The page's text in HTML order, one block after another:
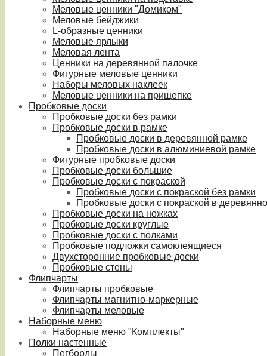
Меловые ценники "Домиком"
Меловые бейджики
L-образные ценники
Меловые ярлыки
Меловая лента
Ценники на деревянной палочке
Фигурные меловые ценники
Наборы меловых наклеек
Меловые ценники на прищепке
Пробковые доски
Пробковые доски без рамки
Пробковые доски в рамке
Пробковые доски в деревянной рамке
Пробковые доски в алюминиевой рамке
Фигурные пробковые доски
Пробковые доски большие
Пробковые доски с покраской
Пробковые доски с покраской без рамки
Пробковые доски с покраской в
Пробковые доски на ножках
Пробковые доски круглые
Пробковые доски с полками
Пробковые подложки самоклеящиеся
Двухсторонние пробковые доски
Пробковые стены
Флипчарты
Флипчарты пробковые
Флипчарты магнитно-маркерные
Флипчарты меловые
Наборные меню
Наборные меню "Комплекты"
Полки настенные
Пегборды